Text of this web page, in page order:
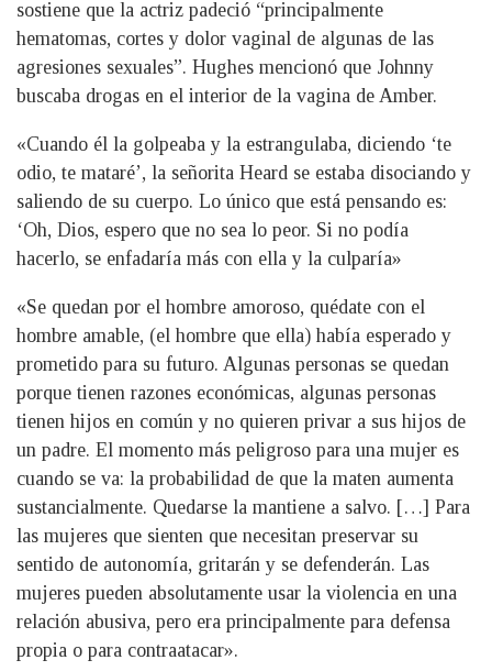
sostiene que la actriz padeció “principalmente
hematomas, cortes y dolor vaginal de algunas de las
agresiones sexuales”. Hughes mencionó que Johnny
buscaba drogas en el interior de la vagina de Amber.
«Cuando él la golpeaba y la estrangulaba, diciendo ‘te
odio, te mataré’, la señorita Heard se estaba disociando y
saliendo de su cuerpo. Lo único que está pensando es:
‘Oh, Dios, espero que no sea lo peor. Si no podía
hacerlo, se enfadaría más con ella y la culparía»
«Se quedan por el hombre amoroso, quédate con el
hombre amable, (el hombre que ella) había esperado y
prometido para su futuro. Algunas personas se quedan
porque tienen razones económicas, algunas personas
tienen hijos en común y no quieren privar a sus hijos de
un padre. El momento más peligroso para una mujer es
cuando se va: la probabilidad de que la maten aumenta
sustancialmente. Quedarse la mantiene a salvo. […] Para
las mujeres que sienten que necesitan preservar su
sentido de autonomía, gritarán y se defenderán. Las
mujeres pueden absolutamente usar la violencia en una
relación abusiva, pero era principalmente para defensa
propia o para contraatacar».